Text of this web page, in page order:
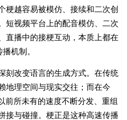
梗越容易被模仿、接续和二次创
短视频平台上的配音模仿、二次
直播中的接梗互动，本质上都在
机制。
改变语言的生成方式。在传统
地理空间与现实交往；而在今
前所未有的速度不断分发、重组
接与碰撞。梗正是这种高速传播